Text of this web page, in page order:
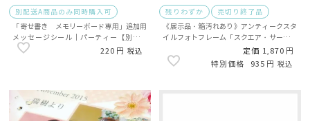
別配送A商品のみ同時購入可
「寄せ書き メモリーボード専用」追加用
メッセージシール｜パーティー【別配送
A】
220 税込
残りわずか
売切り終了品
《展示品・箱汚れあり》アンティークスタ
イルフォトフレーム「スクエア・サービス
（アンティークバニラ）」/サステナブル
定価 1,870
935
税込